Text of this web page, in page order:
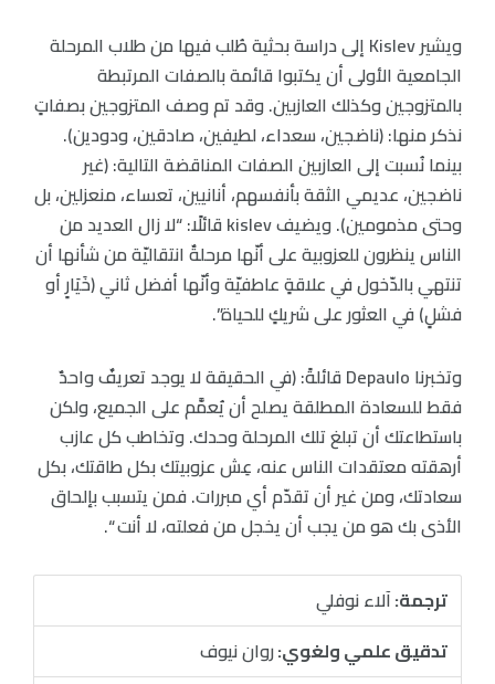
ويشير Kislev إلى دراسة بحثية طُلب فيها من طلاب المرحلة
الجامعية الأولى أن يكتبوا قائمة بالصفات المرتبطة
بالمتزوجين وكذلك العازبين. وقد تم وصف المتزوجين بصفاتٍ
نذكر منها: (ناضجين، سعداء، لطيفين، صادقين، ودودين).
بينما نُسبت إلى العازبين الصفات المناقضة التالية: (غير
ناضجين، عديمي الثقة بأنفسهم، أنانيين، تعساء، منعزلين، بل
وحتى مذمومين). ويضيف kislev قائلًا: “لا زال العديد من
الناس ينظرون للعزوبية على أنّها مرحلةٌ انتقاليّة من شأنها أن
تنتهي بالدّخول في علاقةٍ عاطفيّة وأنّها أفضل ثاني (خَيَارٍ أو
فشلٍ) في العثور على شريكٍ للحياة”.
وتخبرنا Depaulo قائلةً: (في الحقيقة لا يوجد تعريفٌ واحدٌ
فقط للسعادة المطلقة يصلح أن يُعمَّم على الجميع، ولكن
باستطاعتك أن تبلغ تلك المرحلة وحدك. وتخاطب كل عازب
أرهقته معتقدات الناس عنه، عِش عزوبيتك بكل طاقتك، بكل
سعادتك، ومن غير أن تقدّم أي مبررات. فمن يتسبب بإلحاق
الأذى بك هو من يجب أن يخجل من فعلته، لا أنت “.
ترجمة:آلاء نوفلي
تدقيق علمي ولغوي:روان نيوف